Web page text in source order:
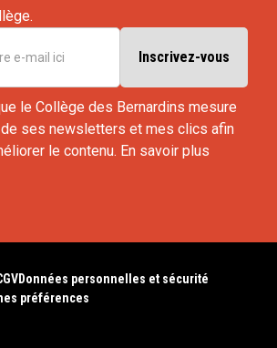
le Collège des Bernardins mesure
ses newsletters et mes clics afin
le contenu. En savoir plus
Données personnelles et sécurité
préférences